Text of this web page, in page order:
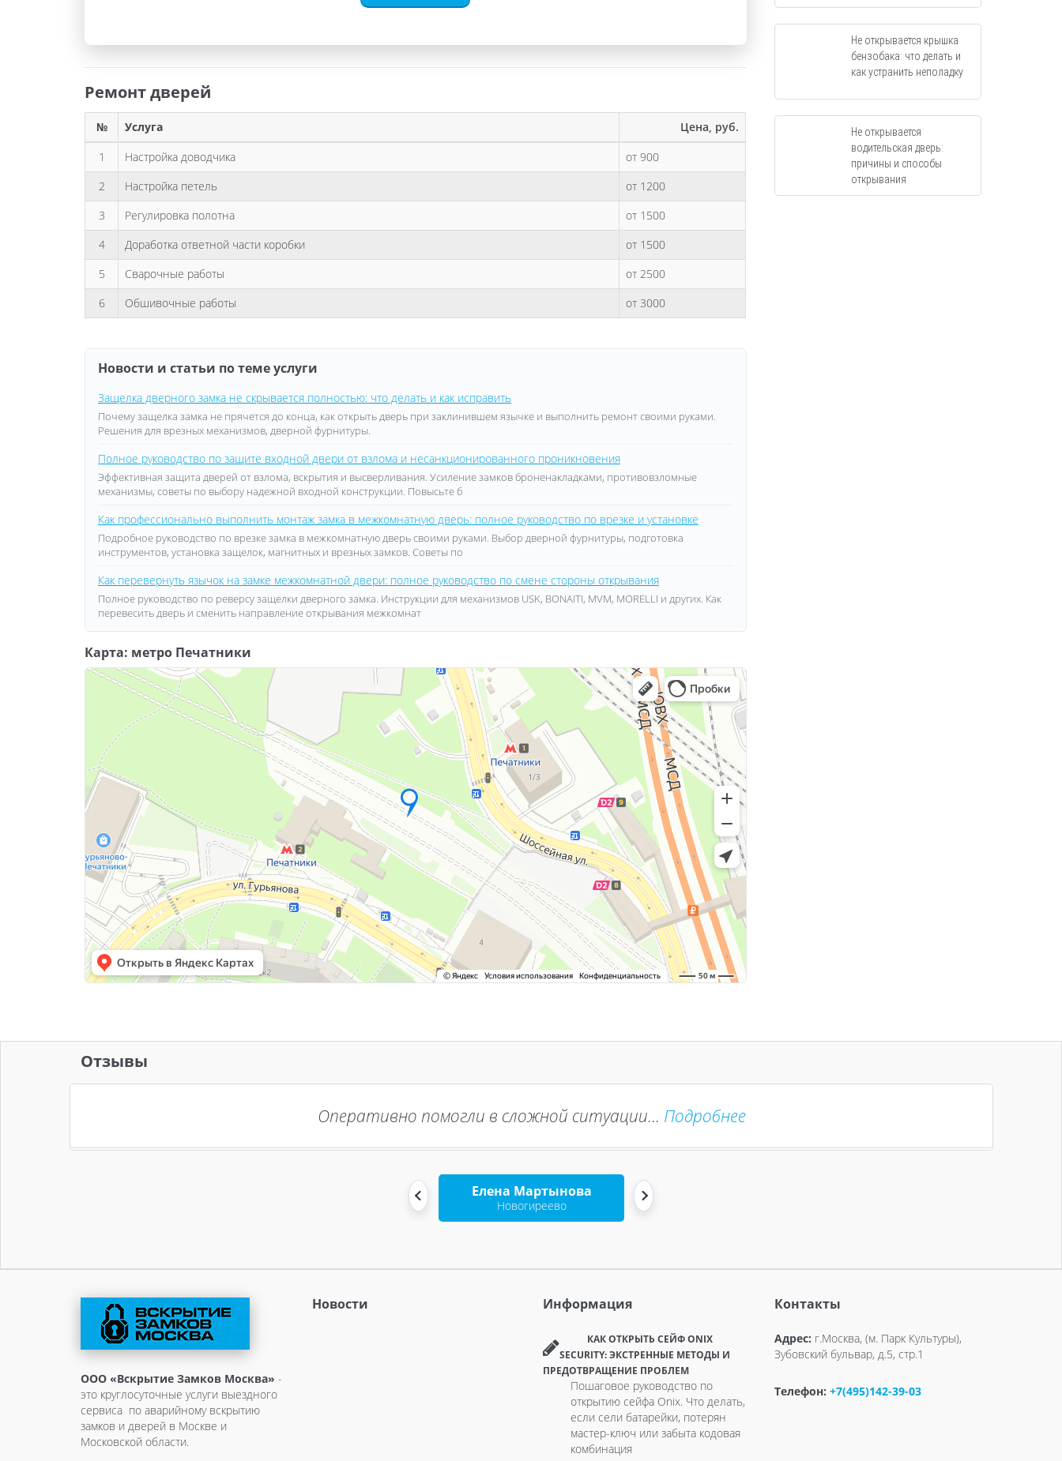
Ремонт дверей
№ Услуга
Цена, руб.
1
Настройка доводчика
от 900
2
Настройка петель
от 1200
3
Регулировка полотна
от 1500
4
Доработка ответной части коробки
от 1500
5
Сварочные работы
от 2500
6
Обшивочные работы от 3000
Новости и статьи по теме услуги
Защелка дверного замка не скрывается полностью: что делать и как исправить
Почему защелка замка не прячется до конца, как открыть дверь при заклинившем язычке и выполнить ремонт своими руками.
Решения для врезных механизмов, дверной фурнитуры.
Полное руководство по защите входной двери от взлома и несанкционированного проникновения
Эффективная защита дверей от взлома, вскрытия и высверливания. Усиление замков броненакладками, противовзломные
механизмы, советы по выбору надежной входной конструкции. Повысьте б
Как профессионально выполнить монтаж замка в межкомнатную дверь: полное руководство по врезке и установке
Подробное руководство по врезке замка в межкомнатную дверь своими руками. Выбор дверной фурнитуры, подготовка
инструментов, установка защелок, магнитных и врезных замков. Советы по
Как перевернуть язычок на замке межкомнатной двери: полное руководство по смене стороны открывания
Полное руководство по реверсу защелки дверного замка. Инструкции для механизмов USK, BONAITI, MVM, MORELLI и других. Как
перевесить дверь и сменить направление открывания межкомнат
Карта: метро Печатники
Не открывается крышка
бензобака: что делать и
как устранить неполадку
Не открывается
водительская дверь:
причины и способы
открывания
Отзывы
Оперативно помогли в сложной ситуации... Подробнее
Елена Мартынова
Новогиреево
ООО «Вскрытие Замков Москва» -
это круглосуточные услуги выездного
сервиса по аварийному вскрытию
замков и дверей в Москве и
Московской области.
Новости Информация
КАК ОТКРЫТЬ СЕЙФ ONIX
SECURITY: ЭКСТРЕННЫЕ МЕТОДЫ И
ПРЕДОТВРАЩЕНИЕ ПРОБЛЕМ
Пошаговое руководство по
открытию сейфа Onix. Что делать,
если сели батарейки, потерян
мастер-ключ или забыта кодовая
комбинация
Контакты
Адрес: г.Москва, (м. Парк Культуры),
Зубовский бульвар, д.5, стр.1
Телефон: +7(495)142-39-03